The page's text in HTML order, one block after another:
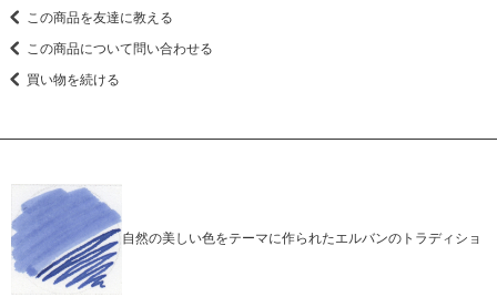
この商品を友達に教える
この商品について問い合わせる
買い物を続ける
自然の美しい色をテーマに作られたエルバンのトラディショ